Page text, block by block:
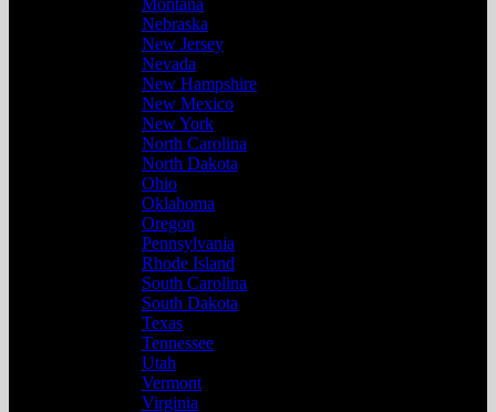
Montana
Nebraska
New Jersey
Nevada
New Hampshire
New Mexico
New York
North Carolina
North Dakota
Ohio
Oklahoma
Oregon
Pennsylvania
Rhode Island
South Carolina
South Dakota
Texas
Tennessee
Utah
Vermont
Virginia